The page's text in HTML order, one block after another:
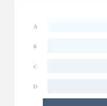
A
B
C
D